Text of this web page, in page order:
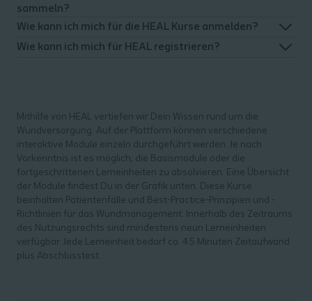
sammeln?
Wie kann ich mich für die HEAL Kurse anmelden?
Wie kann ich mich für HEAL registrieren?
Mithilfe von HEAL vertiefen wir Dein Wissen rund um die
Wundversorgung. Auf der Plattform können verschiedene
interaktive Module einzeln durchgeführt werden. Je nach
Vorkenntnis ist es möglich, die Basismodule oder die
fortgeschrittenen Lerneinheiten zu absolvieren. Eine Übersicht
der Module findest Du in der Grafik unten. Diese Kurse
beinhalten Patientenfälle und Best-Practice-Prinzipien und -
Richtlinien für das Wundmanagement. Innerhalb des Zeitraums
des Nutzungsrechts sind mindestens neun Lerneinheiten
verfügbar. Jede Lerneinheit bedarf ca. 45 Minuten Zeitaufwand
plus Abschlusstest.